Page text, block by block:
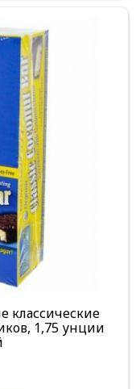
классические
1,75 унции